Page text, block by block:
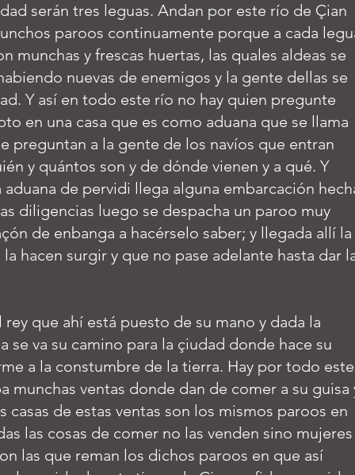
serán tres leguas. Andan por este río de Çian
paroos continuamente porque a cada
munchas y frescas huertas, las quales aldeas se
nuevas de enemigos y la gente dellas se
Y así en todo este río no hay quien pregunte
en una casa que es como aduana que se llama
preguntan a la gente de los navíos que entran
y quántos son y de dónde vienen y a qué. Y
de pervidi llega alguna embarcación
diligencias luego se despacha un paroo muy
de enbanga a hacérselo saber; y llegada allí la
hacen surgir y que no pase adelante hasta dar
que ahí está puesto de su mano y dada la
se va su camino para la çiudad donde hace su
a la constumbre de la tierra. Hay por todo este
munchas ventas donde dan de comer a su guisa
casas de estas ventas son los mismos paroos en
las cosas de comer no las venden sino mujeres
las que reman los dichos paroos en que así